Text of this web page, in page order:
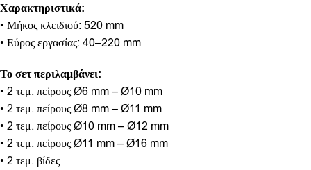
Χαρακτηριστικά:
• Μήκος κλειδιού: 520 mm
• Εύρος εργασίας: 40–220 mm
Το σετ περιλαμβάνει:
• 2 τεμ. πείρους Ø6 mm – Ø10 mm
• 2 τεμ. πείρους Ø8 mm – Ø11 mm
• 2 τεμ. πείρους Ø10 mm – Ø12 mm
• 2 τεμ. πείρους Ø11 mm – Ø16 mm
• 2 τεμ. βίδες